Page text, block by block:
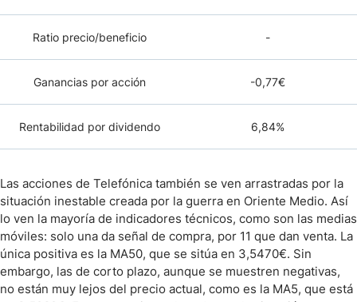
Ratio precio/beneficio -
Ganancias por acción -0,77€
Rentabilidad por dividendo 6,84%
Las acciones de Telefónica también se ven arrastradas por la
situación inestable creada por la guerra en Oriente Medio. Así
lo ven la mayoría de indicadores técnicos, como son las medias
móviles: solo una da señal de compra, por 11 que dan venta. La
única positiva es la MA50, que se sitúa en 3,5470€. Sin
embargo, las de corto plazo, aunque se muestren negativas,
no están muy lejos del precio actual, como es la MA5, que está